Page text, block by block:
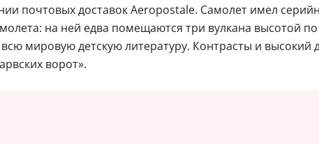
почтовых доставок Aeropostale. Самолет имел
на ней едва помещаются три вулкана высотой
мировую детскую литературу. Контрасты и
ворот».